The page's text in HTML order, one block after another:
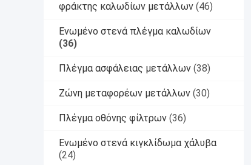
φράκτης καλωδίων μετάλλων (46)
Ενωμένο στενά πλέγμα καλωδίων
(36)
Πλέγμα ασφάλειας μετάλλων (38)
Ζώνη μεταφορέων μετάλλων (30)
Πλέγμα οθόνης φίλτρων (36)
Ενωμένο στενά κιγκλίδωμα χάλυβα
(24)